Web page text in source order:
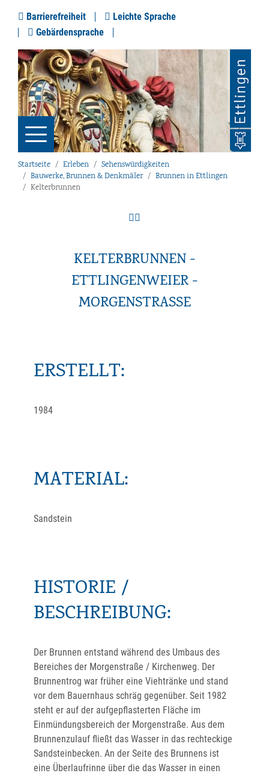
Barrierefreiheit
Leichte Sprache
Gebärdensprache
Startseite Erleben
Sehenswürdigkeiten
Bauwerke, Brunnen & Denkmäler
Brunnen in Ettlingen
Kelterbrunnen
KELTERBRUNNEN -
ETTLINGENWEIER -
MORGENSTRASSE
ERSTELLT:
1984
MATERIAL:
Sandstein
HISTORIE /
BESCHREIBUNG:
Der Brunnen entstand während des Umbaus des
Bereiches der Morgenstraße / Kirchenweg. Der
Brunnentrog war früher eine Viehtränke und stand
vor dem Bauernhaus schräg gegenüber. Seit 1982
steht er auf der aufgepflasterten Fläche im
Einmündungsbereich der Morgenstraße. Aus dem
Brunnenzulauf fließt das Wasser in das rechteckige
Sandsteinbecken. An der Seite des Brunnens ist
eine Überlaufrinne über die das Wasser in einen